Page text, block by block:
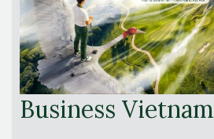
Business